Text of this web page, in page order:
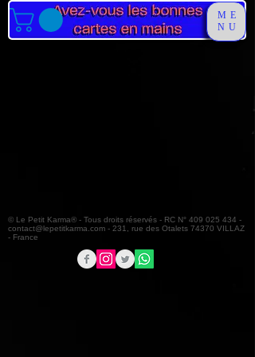
ME
NU
© Le Petit Karma® - Tous droits réservés - RC N° 409 025 434 -
contact@lepetitkarma.com - 231, rue des Otalets 74370 VILLAZ
- France